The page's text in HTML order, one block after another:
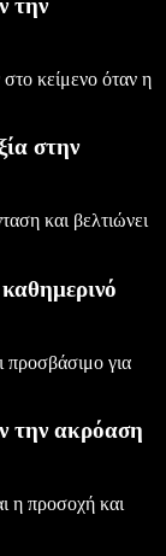
την
κείμενο όταν η
στην
και βελτιώνει
προσβάσιμο για
την ακρόαση
η προσοχή και